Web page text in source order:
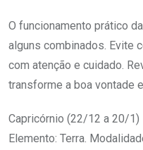
O funcionamento prático
alguns combinados. Evite
com atenção e cuidado.
transforme a boa vontade
Capricórnio (22/12 a 20/1)
Elemento: Terra.